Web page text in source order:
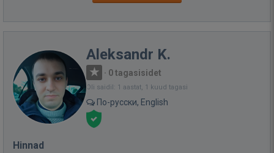
Aleksandr K.
· 0 tagasisidet
Oli saidil: 1 aastat, 1 kuud tagasi
По-русски, English
Hinnad